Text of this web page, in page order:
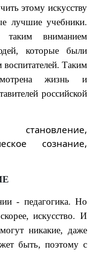
этому искусству
лучшие учебники.
вниманием
которые были
Таким
жизнь и
российской
сознание,
- педагогика. Но
искусство. И
никакие, даже
быть, поэтому с